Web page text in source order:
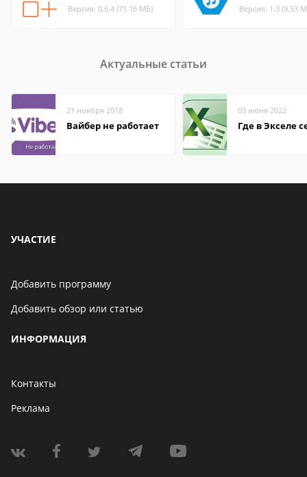
Версия: 0.6.4 (71.16 МБ) Версия: 1.3 (9.53
Актуальные статьи
21 ноября 2018
Вайбер не работает
03 июня 2022
Где в Экселе
УЧАСТИЕ
Добавить программу
Добавить обзор или статью
ИНФОРМАЦИЯ
Контакты
Реклама